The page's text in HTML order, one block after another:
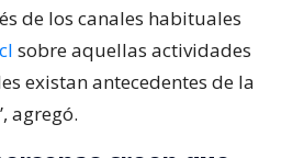
de los canales habituales
sobre aquellas actividades
existan antecedentes de la
agregó.